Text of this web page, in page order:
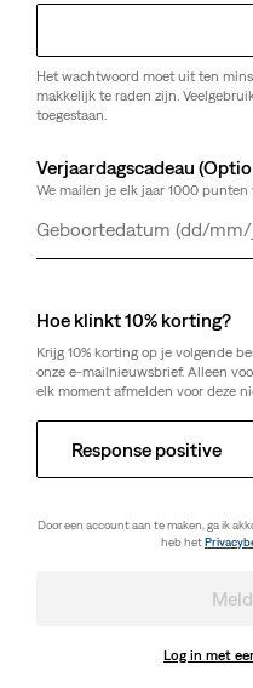
Het wachtwoord moet uit ten
makkelijk te raden zijn.
toegestaan.
Verjaardagscadeau
We mailen je elk jaar 1000 punten
Dag
Maand
Jaar
Hoe klinkt 10% korting?
Krijg 10% korting op je volgende
onze e-mailnieuwsbrief. Alleen
elk moment afmelden voor deze
Response positive
Door een account aan te maken, ga ik
heb het
Log in met